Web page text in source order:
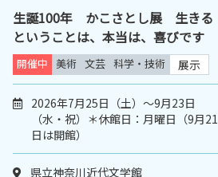
生誕100年 かこさとし展 生きる
ということは、本当は、喜びです
開催中 美術 文芸 科学・技術 展示
2026年7月25日（土）～9月23日
（水・祝）＊休館日：月曜日（9月21
日は開館）
県立神奈川近代文学館